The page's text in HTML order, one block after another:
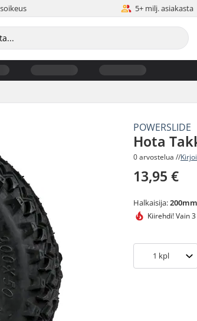
5+ milj. asiakasta
POWERSLIDE
Hota
0 arvostelua //
13,95 €
Halkaisija:200mm
Kiirehdi!Vain
1 kpl